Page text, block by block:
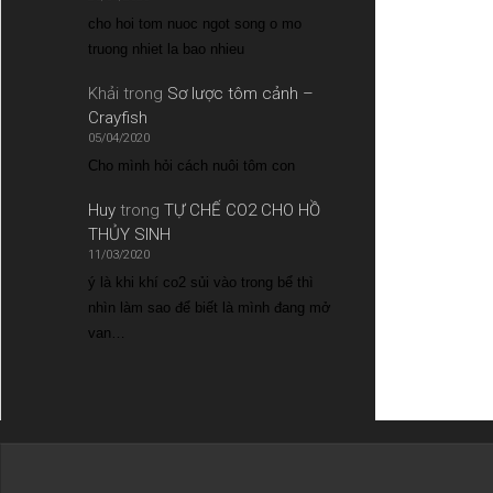
cho hoi tom nuoc ngot song o mo
truong nhiet la bao nhieu
Khải trong Sơ lược tôm cảnh –
Crayfish
05/04/2020
Cho mình hỏi cách nuôi tôm con
Huytrong TỰ CHẾ CO2 CHO HỒ
THỦY SINH
11/03/2020
ý là khi khí co2 sủi vào trong bể thì
nhìn làm sao để biết là mình đang mở
van…